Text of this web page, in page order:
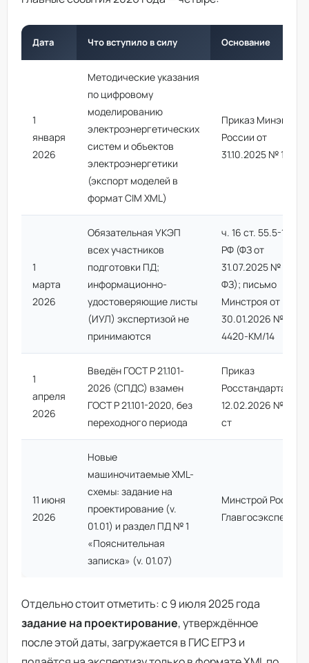
Дата Что вступило в силу Основание
1
января
2026
Методические указания
по цифровому
моделированию
электроэнергетических
систем и объектов
электроэнергетики
(экспорт моделей в
формат CIM XML)
Приказ Минэнерго
России от
31.10.2025 № 1428
1
марта
2026
Обязательная УКЭП
всех участников
подготовки ПД;
информационно-
удостоверяющие листы
(ИУЛ) экспертизой не
принимаются
ч. 16 ст. 55.5-1 ГрК
РФ (ФЗ от
31.07.2025 № 309-
ФЗ); письмо
Минстроя от
30.01.2026 №
4420-КМ/14
1
апреля
2026
Введён ГОСТ Р 21.101-
2026 (СПДС) взамен
ГОСТ Р 21.101-2020, без
переходного периода
Приказ
Росстандарта от
12.02.2026 № 129-
ст
11 июня
2026
Новые
машиночитаемые XML-
схемы: задание на
проектирование (v.
01.01) и раздел ПД № 1
«Пояснительная
записка» (v. 01.07)
Минстрой России /
Отдельно стоит отметить: с 9 июля 2025 года
задание на проектирование, утверждённое
после этой даты, загружается в ГИС ЕГРЗ и